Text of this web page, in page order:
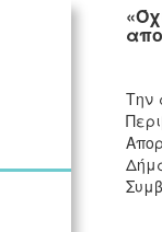
Την